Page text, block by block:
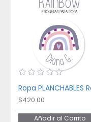
$420.00
Añadir al Carrito